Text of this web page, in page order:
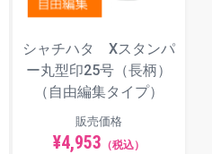
シャチハタ Xスタンパ
ー丸型印25号（長柄）
（自由編集タイプ）
販売価格
¥4,953 （税込）